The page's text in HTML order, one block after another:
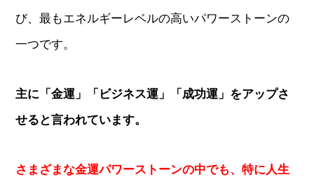
び、最もエネルギーレベルの高いパワーストーンの
一つです。
主に「金運」「ビジネス運」「成功運」をアップさ
せると言われています。
さまざまな金運パワーストーンの中でも、特に人生